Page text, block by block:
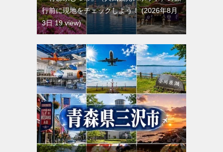
行前に現地をチェックしよう！ 2026年8月
3日 19 view